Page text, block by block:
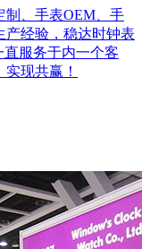
、手表OEM、手
产经验，稳达时钟表
服务于内一个客
现共赢！